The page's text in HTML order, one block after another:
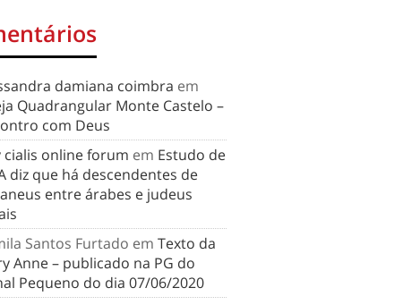
damiana coimbra em
Quadrangular Monte Castelo –
com Deus
cialis online forum em Estudo de
diz que há descendentes de
entre árabes e judeus
Santos Furtado em Texto da
Anne – publicado na PG do
Pequeno do dia 07/06/2020